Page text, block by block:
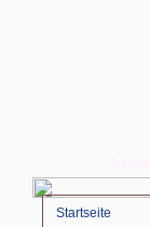
Startseite